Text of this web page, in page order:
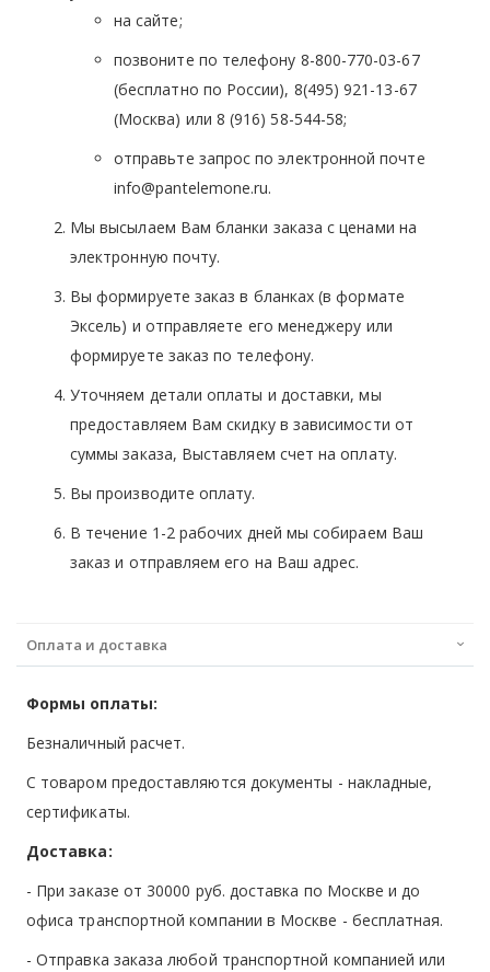
на сайте;
позвоните по телефону 8-800-770-03-67
(бесплатно по России), 8(495) 921-13-67
(Москва) или 8 (916) 58-544-58;
отправьте запрос по электронной почте
info@pantelemone.ru.
Мы высылаем Вам бланки заказа с ценами на
электронную почту.
Вы формируете заказ в бланках (в формате
Эксель) и отправляете его менеджеру или
формируете заказ по телефону.
Уточняем детали оплаты и доставки, мы
предоставляем Вам скидку в зависимости от
суммы заказа, Выставляем счет на оплату.
Вы производите оплату.
В течение 1-2 рабочих дней мы собираем Ваш
заказ и отправляем его на Ваш адрес.
Оплата и доставка
Формы оплаты:
Безналичный расчет.
С товаром предоставляются документы - накладные,
сертификаты.
Доставка:
- При заказе от 30000 руб. доставка по Москве и до
офиса транспортной компании в Москве - бесплатная.
- Отправка заказа любой транспортной компанией или